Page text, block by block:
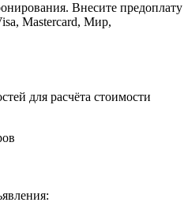
Внесите предоплату
Mastercard, Мир,
для расчёта стоимости